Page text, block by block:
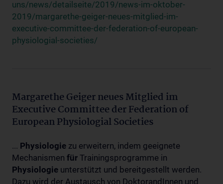
uns/news/detailseite/2019/news-im-oktober-
2019/margarethe-geiger-neues-mitglied-im-
executive-committee-der-federation-of-european-
physiologial-societies/
Margarethe Geiger neues Mitglied im
Executive Committee der Federation of
European Physiologial Societies
... Physiologie zu erweitern, indem geeignete
Mechanismen für Trainingsprogramme in
Physiologie unterstützt und bereitgestellt werden.
Dazu wird der Austausch von DoktorandInnen und